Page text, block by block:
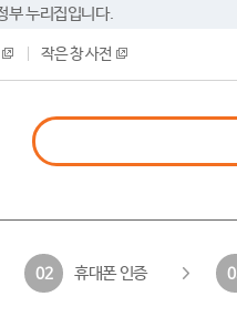
부 누리집입니다.
작은 창 사전
02 휴대폰 인증